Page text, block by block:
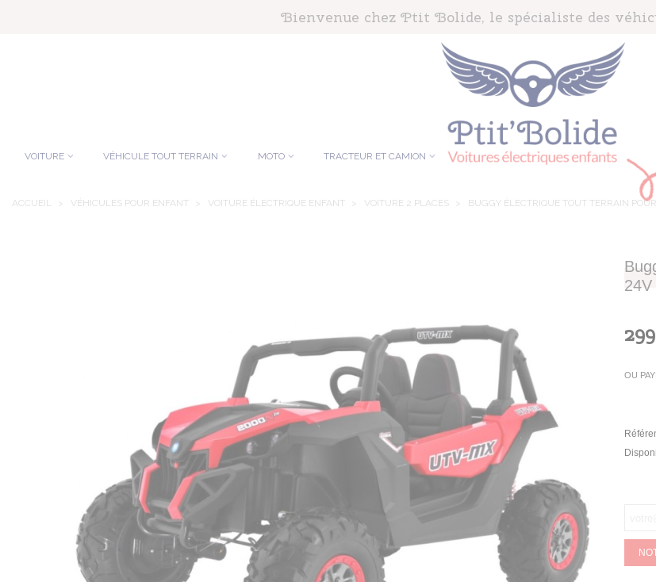
Bienvenue chez Ptit Bolide, le spécialiste des
VOITURE VÉHICULE TOUT TERRAIN MOTO TRACTEUR ET CAMION
ACCUEIL > VÉHICULES POUR ENFANT > VOITURE ÉLECTRIQUE ENFANT > VOITURE 2 PLACES > BUGGY ÉLECTRIQUE TOUT TERRAIN
OU